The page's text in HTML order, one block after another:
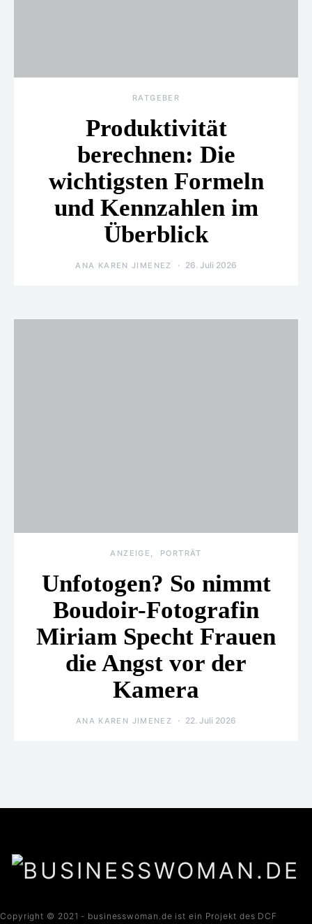
RATGEBER
Produktivität
berechnen: Die
wichtigsten Formeln
und Kennzahlen im
Überblick
ANA KAREN JIMENEZ 26. Juli 2026
ANZEIGE PORTRÄT
Unfotogen? So nimmt
Boudoir-Fotografin
Miriam Specht Frauen
die Angst vor der
Kamera
ANA KAREN JIMENEZ 22. Juli 2026
Copyright © 2021 - businesswoman.de ist ein Projekt des DCF